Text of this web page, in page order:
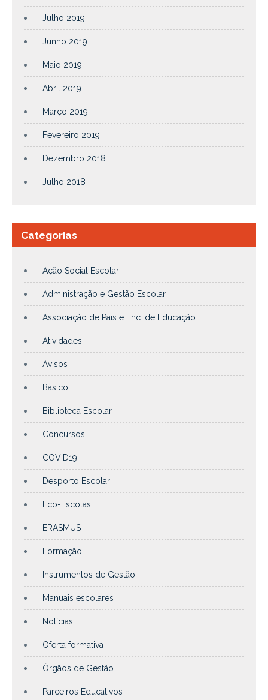
Julho 2019
Junho 2019
Maio 2019
Abril 2019
Março 2019
Fevereiro 2019
Dezembro 2018
Julho 2018
Categorias
Ação Social Escolar
Administração e Gestão Escolar
Associação de Pais e Enc. de Educação
Atividades
Avisos
Básico
Biblioteca Escolar
Concursos
COVID19
Desporto Escolar
Eco-Escolas
ERASMUS
Formação
Instrumentos de Gestão
Manuais escolares
Notícias
Oferta formativa
Órgãos de Gestão
Parceiros Educativos